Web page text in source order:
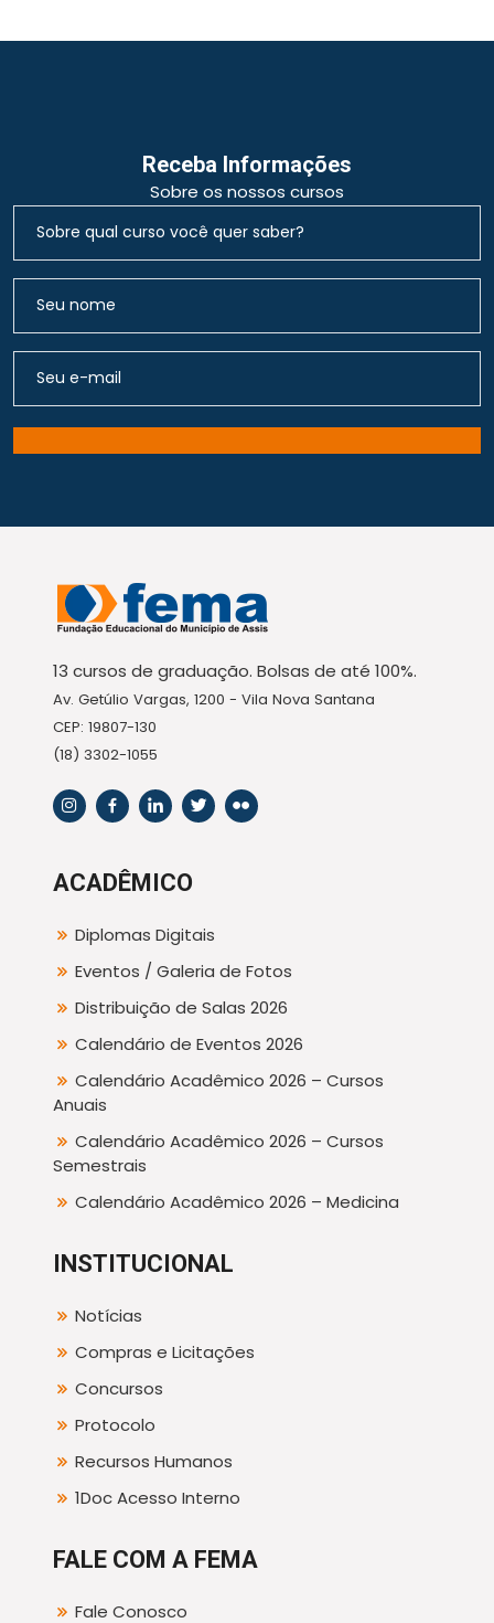
Receba Informações
Sobre os nossos cursos
13 cursos de graduação. Bolsas de até 100%.
Av. Getúlio Vargas, 1200 - Vila Nova Santana
CEP: 19807-130
(18) 3302-1055
ACADÊMICO
Diplomas Digitais
Eventos / Galeria de Fotos
Distribuição de Salas 2026
Calendário de Eventos 2026
Calendário Acadêmico 2026 – Cursos
Anuais
Calendário Acadêmico 2026 – Cursos
Semestrais
Calendário Acadêmico 2026 – Medicina
INSTITUCIONAL
Notícias
Compras e Licitações
Concursos
Protocolo
Recursos Humanos
1Doc Acesso Interno
FALE COM A FEMA
Fale Conosco